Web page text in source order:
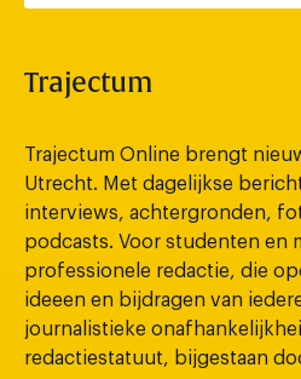
Trajectum
Trajectum Online brengt
Utrecht. Met dagelijkse
interviews, achtergronden,
podcasts. Voor studenten en
professionele redactie, die
ideeen en bijdragen van
journalistieke
redactiestatuut, bijgestaan